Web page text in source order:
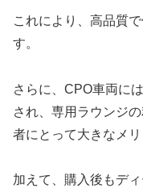
これにより、高品質
す。
さらに、CPO車両に
され、専用ラウンジ
者にとって大きなメリ
加えて、購入後もデ